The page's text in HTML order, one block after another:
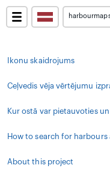
Ikonu skaidrojums
Ceļvedis vēja vērtējumu
Kur ostā var pietauvoties
How to search for harbours
About this project